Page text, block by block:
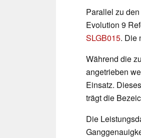
Parallel zu
Evolution 9
SLGB015. Die
Während die
angetrieben
Einsatz.
trägt die
Die